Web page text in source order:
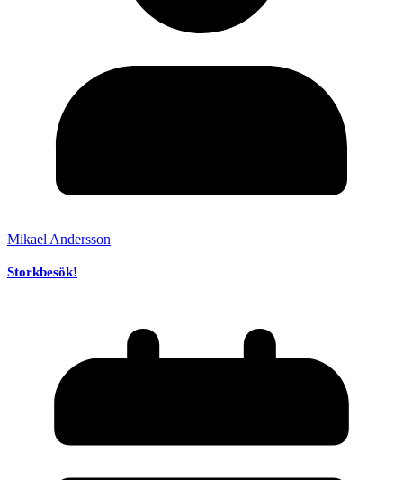
Mikael Andersson
Storkbesök!